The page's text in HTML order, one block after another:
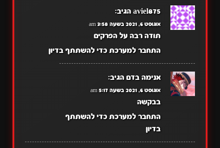
aviel875 הגיב:
אוגוסט 6, 2021 בשעה 3:58 am
תודה רבה על הפרקים
התחבר למערכת כדי להשתתף בדיון
אנימה בדם הגיב:
אוגוסט 6, 2021 בשעה 5:17 am
בבקשה
התחבר למערכת כדי להשתתף
בדיון